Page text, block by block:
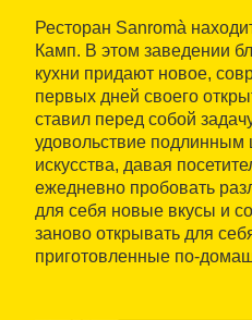
Ресторан Sanromà
Камп. В этом заведении
кухни придают новое,
первых дней своего
ставил перед собой
удовольствие подлинным
искусства, давая
ежедневно пробовать
для себя новые вкусы и
заново открывать для
приготовленные по-